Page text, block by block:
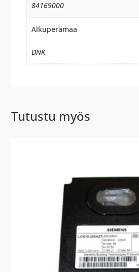
84169000
Alkuperämaa
DNK
Tutustu myös